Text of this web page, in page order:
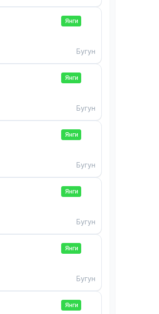
Янги
Бугун
Янги
Бугун
Янги
Бугун
Янги
Бугун
Янги
Бугун
Янги